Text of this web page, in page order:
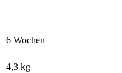
6 Wochen
4,3 kg